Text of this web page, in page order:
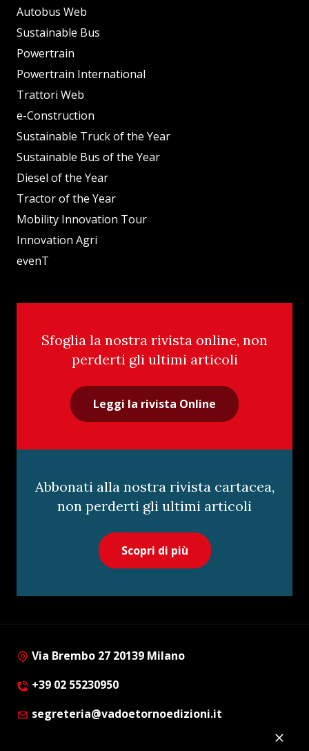
Autobus Web
Sustainable Bus
Powertrain
Powertrain International
Trattori Web
e-Construction
Sustainable Truck of the Year
Sustainable Bus of the Year
Diesel of the Year
Tractor of the Year
Mobility Innovation Tour
Innovation Agri
evenT
Sfoglia la nostra rivista online, non
perderti gli ultimi articoli
Leggi la rivista Online
Abbonati alla nostra rivista cartacea,
non perderti gli ultimi articoli
Scopri di più
Via Brembo 27 20139 Milano
+39 02 55230950
segreteria@vadoetornoedizioni.it